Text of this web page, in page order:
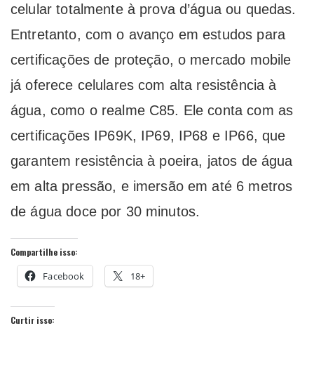
celular totalmente à prova d’água ou quedas.
Entretanto, com o avanço em estudos para
certificações de proteção, o mercado mobile
já oferece celulares com alta resistência à
água, como o realme C85. Ele conta com as
certificações IP69K, IP69, IP68 e IP66, que
garantem resistência à poeira, jatos de água
em alta pressão, e imersão em até 6 metros
de água doce por 30 minutos.
Compartilhe isso:
Facebook 18+
Curtir isso: